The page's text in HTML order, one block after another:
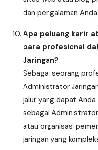
dan pengalaman
Apa peluang karir
para profesional
Jaringan?
Sebagai seorang
Administrator
jalur yang dapat
sebagai
atau organisasi
jaringan yang